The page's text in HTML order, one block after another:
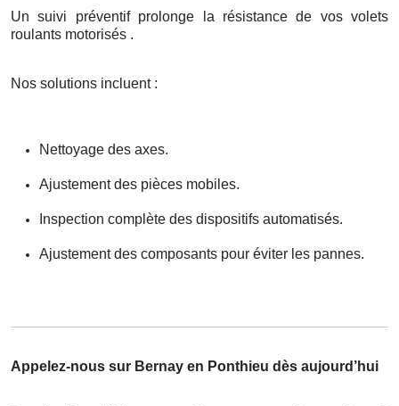
Un suivi préventif prolonge la résistance de vos volets
roulants motorisés .
Nos solutions incluent :
Nettoyage des axes.
Ajustement des pièces mobiles.
Inspection complète des dispositifs automatisés.
Ajustement des composants pour éviter les pannes.
Appelez-nous sur Bernay en Ponthieu dès aujourd’hui